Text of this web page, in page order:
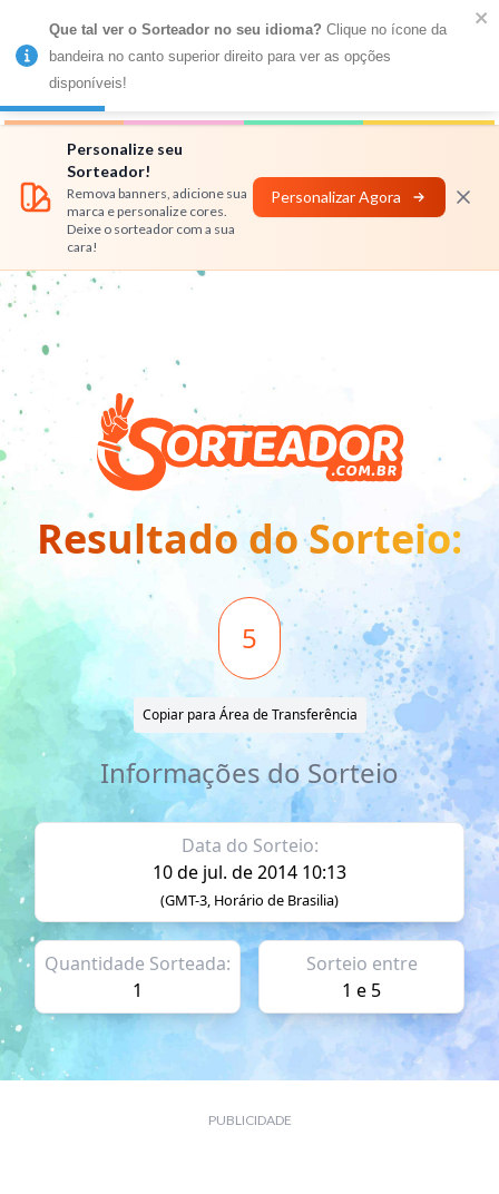
MENU
Números
Personalize seu
Sorteador!
Remova banners, adicione sua
marca e personalize cores.
Deixe o sorteador com a sua
cara!
Personalizar Agora
Resultado do Sorteio:
5
Copiar para Área de Transferência
Informações do Sorteio
Data do Sorteio:
10 de jul. de 2014 10:13
(GMT-3, Horário de Brasilia)
Quantidade Sorteada:
1
Sorteio entre
1 e 5
PUBLICIDADE
Que tal ver o Sorteador no seu idioma? Clique no ícone da
bandeira no canto superior direito para ver as opções
disponíveis!